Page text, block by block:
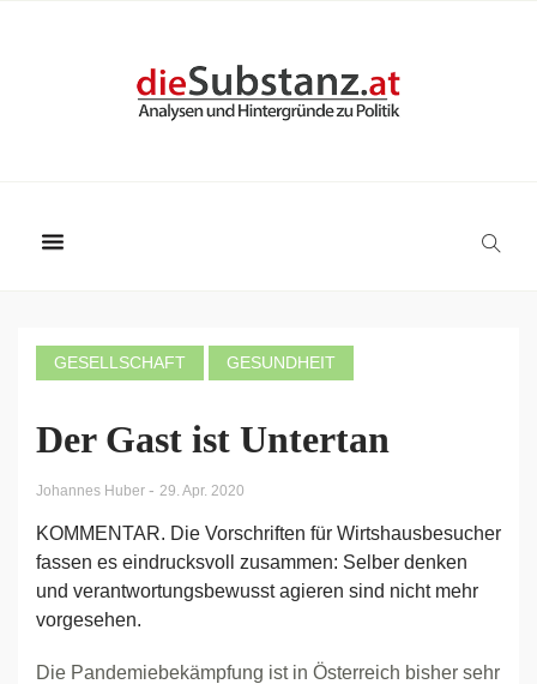
GESELLSCHAFT GESUNDHEIT
Der Gast ist Untertan
Johannes Huber - 29. Apr. 2020
KOMMENTAR. Die Vorschriften für Wirtshausbesucher
fassen es eindrucksvoll zusammen: Selber denken
und verantwortungsbewusst agieren sind nicht mehr
vorgesehen.
Die Pandemiebekämpfung ist in Österreich bisher sehr